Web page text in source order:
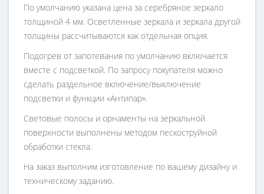
По умолчанию указана цена за серебряное зеркало
толщиной 4 мм. Осветленные зеркала и зеркала другой
толщины рассчитываются как отдельная опция.
Подогрев от запотевания по умолчанию включается
вместе с подсветкой. По запросу покупателя можно
сделать раздельное включение/выключение
подсветки и функции «Антипар».
Световые полосы и орнаменты на зеркальной
поверхности выполнены методом пескоструйной
обработки стекла.
На заказ выполним изготовление по вашему дизайну и
техническому заданию.